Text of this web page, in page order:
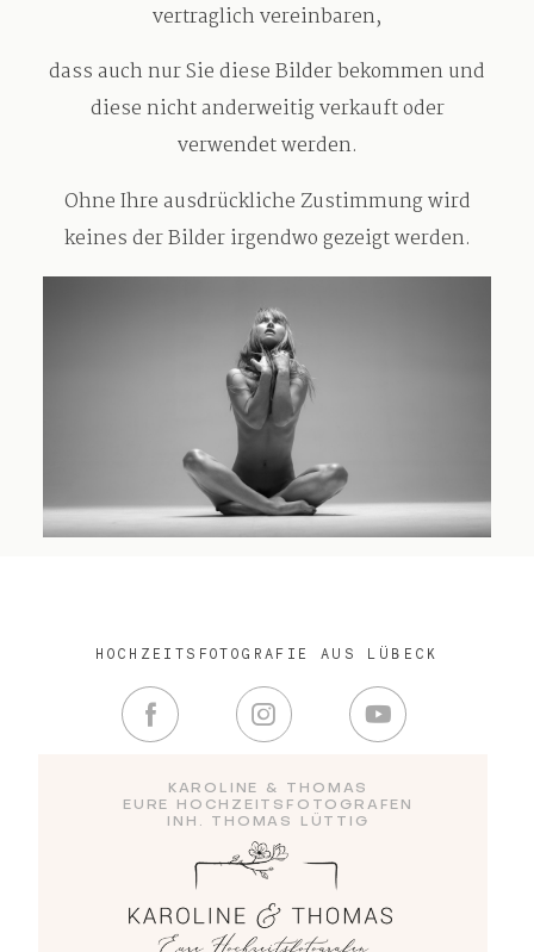
vertraglich vereinbaren,
dass auchnur Siediese Bilder bekommen und
diese nicht anderweitig verkauft oder
verwendet werden.
Ohne Ihre ausdrückliche Zustimmung wird
keines der Bilder irgendwo gezeigt werden.
KAROLINE & THOMAS
EURE HOCHZEITSFOTOGRAFEN
INH. THOMAS LÜTTIG
HOCHZEITSFOTOGRAFIE AUS LÜBECK